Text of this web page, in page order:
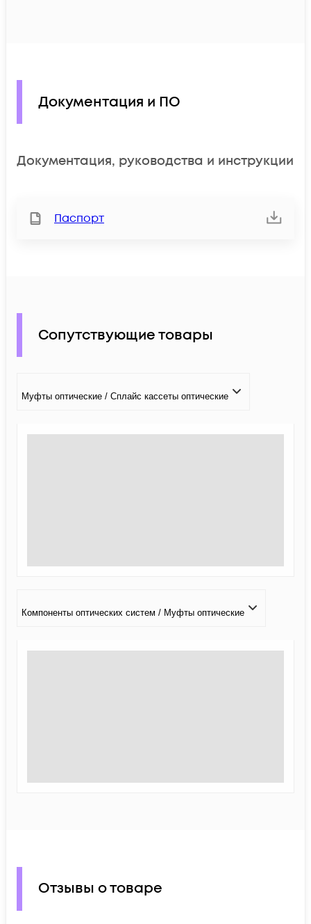
Документация и ПО
Документация, руководства и инструкции
Паспорт
Сопутствующие товары
Муфты оптические / Сплайс кассеты оптические
Компоненты оптических систем / Муфты оптические
Отзывы о товаре